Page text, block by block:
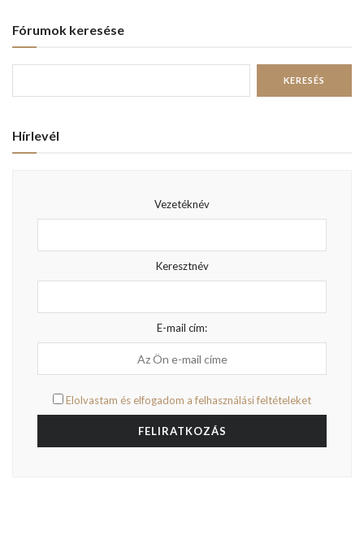
Fórumok keresése
Hírlevél
Vezetéknév
Keresztnév
E-mail cím:
Elolvastam és elfogadom a felhasználási feltételeket